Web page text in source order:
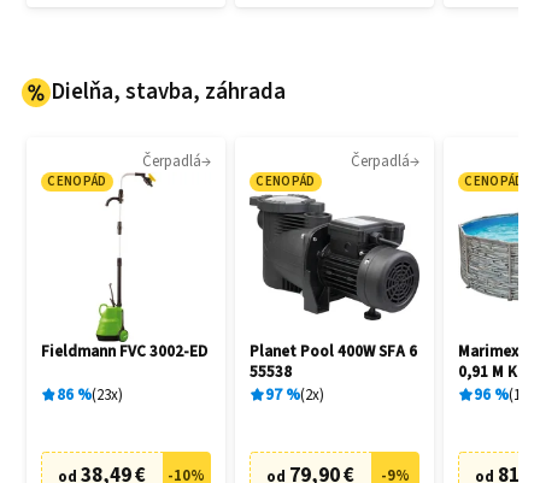
Dielňa, stavba, záhrada
Čerpadlá
CENOPÁD
Fieldmann FVC 3002-ED
86% 23x
od 38,49 € -10%
Čerpadlá
CENOPÁD
Planet Pool 400W SFA 6
55538
97% 2x
od 79,90 € -9%
CENOPÁD
Marimex
0,91 M
96% 15
od